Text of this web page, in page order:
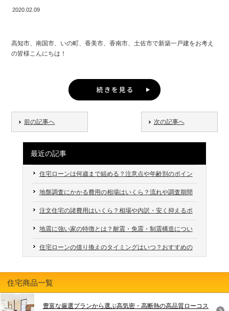
また、たくさんの建築家の中から
お客様一人一人に合った建築家をご紹介することができま
の家に。
を満載した家になりました。」
強い気持ちに感動しました。」
高知市、南国市、いの町、香美市、香南市、土佐市で新築一戸建をお考え
づくりを建匠で一緒にスタートしていきませんか？
高知インター店でお待ちしております！ 【新築一戸建、住宅、高知市、南
国市、いの町、香美市、香南市、土佐市】
いお湯で、 洗いたいところだけを洗えるので便利です！
改善 換気だけで補えない消臭は、機能性壁材で対策する。 壁材の中でも、
特に、自然素材を使用している塗り壁は人にも犬の体にも優しいのでオス
場所によっては、全て塗り壁にするのではなく腰壁をつければ、 汚れがつ
いてもお手入れがしやすい！
・犬のためのスペース エサ・トイレスペースを生活空間のどこに設置した
らよいか悩む。
安心するスペースを設けることができる。
噛んでしまう等アクシデントも発生しやすく、 犬も安心してエサを食べら
れない。 動線を外してあげることで、犬も子どもも安心の生活空間を作れ
以上が犬を飼っているご家族にオススメな間取りのポイントです！
高知市、南国市、いの町、香美市、香南市、土佐市で新築一戸建をお考え
地鎮祭をそもそも行う理由がよく分からない！という方もいらっしゃるの
そこで今回は、高知市、南国市、いの町、香美市、香南市、土佐市で新築
地鎮祭とは、土木工事を行う際や建物を建てる際に、 「工事中の安全」と
「建築物が何事もなく永くその場所に建っていられること」を願う儀式の
ことを言います。
「鎮」の字にはしずめる、落ち着かせるといった意味があります。
また、その土地の神様に対する儀式ではあるものの、 工事をする大工さん
時間にして30分から1時間ほど。
正式には、「とこしずめのまつり」と呼び、 その土地上に建てる建物の工
事の安全と家の繁栄を祈願する儀式でもあります。
近年では地鎮祭はやらなくても良いの？とのお声をよく耳にしますが、や
るかやらないかは施主様の自由です。
しかし、家づくりの過程ではさまざまな不安があります。 神様に安全を祈
2020.02.09
高知市、南国市、いの町、香美市、香南市、土佐市で新築一戸建をお考え
の皆様こんにちは！
いつかくると言われ続ける 南海大地震。
は地震が来た時の津波の浸水エリアから 土地のエリアを決めたり、耐震に
は防災グッズについて書かせて頂きます。
とはありますか？
お家で簡単に シミュレーションできるはずですが、 いざとなれば 簡単で
快適な機器を使ってしまいます。
何もない中で始めるのは ただの我慢になりますので、 準備をしっかりとし
て 防災バッグを整えて シミュレーションをしてみては いかがでしょう
か？
前の記事へ 次の記事へ
最近の記事
住宅ローンは何歳まで組める？注意点や年齢別のポイン
地盤調査にかかる費用の相場はいくら？流れや調査期間
注文住宅の諸費用はいくら？相場や内訳・安く抑えるポ
地震に強い家の特徴とは？耐震・免震・制震構造につい
住宅ローンの借り換えのタイミングはいつ？おすすめの
住宅商品一覧
豊富な厳選プランから選ぶ高気密・高断熱の高品質ローコス